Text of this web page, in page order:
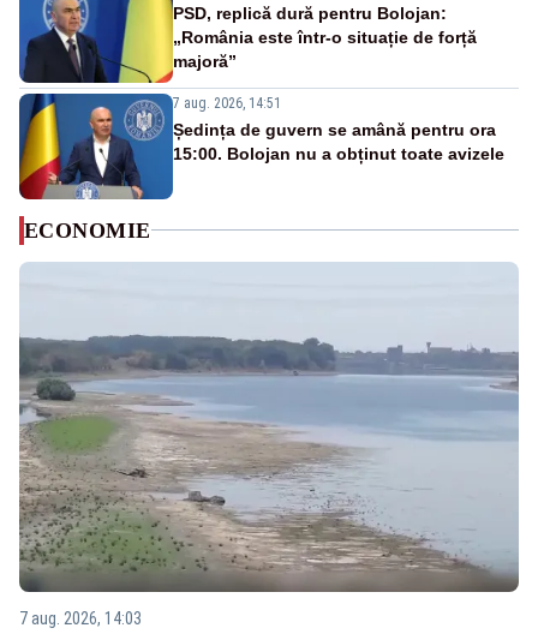
PSD, replică dură pentru Bolojan:
„România este într-o situație de forță
majoră”
7 aug. 2026, 14:51
Ședința de guvern se amână pentru ora
15:00. Bolojan nu a obținut toate avizele
ECONOMIE
7 aug. 2026, 14:03